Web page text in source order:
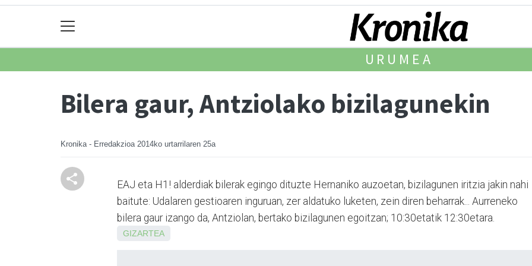
URUMEA
Bilera gaur, Antziolako bizilagunekin
Kronika - Erredakzioa 2014ko urtarrilaren 25a
EAJ eta H1! alderdiak bilerak egingo dituzte Hernaniko auzoetan, bizilagunen iritzia jakin nahi
baitute: Udalaren gestioaren inguruan, zer aldatuko luketen, zein diren beharrak... Aurreneko
bilera gaur izango da, Antziolan, bertako bizilagunen egoitzan; 10:30etatik 12:30etara.
GIZARTEA